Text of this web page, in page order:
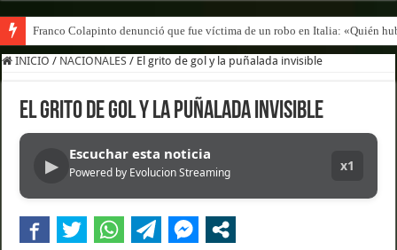
Franco Colapinto denunció que fue víctima de un robo en Italia: «Quién
INICIO / NACIONALES / El grito de gol y la puñalada invisible
El grito de gol y la puñalada invisible
▶
Escuchar esta noticia
Powered by Evolucion Streaming x1